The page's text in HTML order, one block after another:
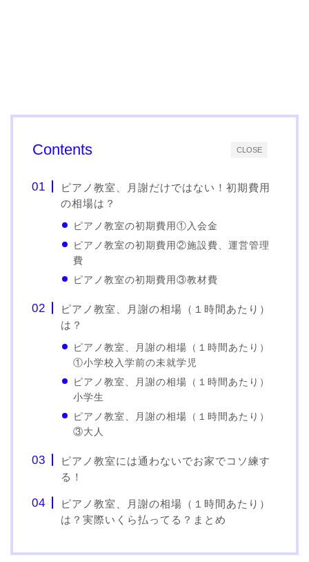
CLOSE
Contents
ピアノ教室、月謝だけではない！初期費用
の相場は？
ピアノ教室の初期費用①入会金
ピアノ教室の初期費用②施設費、運営管理
費
ピアノ教室の初期費用③教材費
ピアノ教室、月謝の相場（１時間あたり）
は？
ピアノ教室、月謝の相場（１時間あたり）
①小学校入学前の未就学児
ピアノ教室、月謝の相場（１時間あたり）
小学生
ピアノ教室、月謝の相場（１時間あたり）
③大人
ピアノ教室には通わないでお家でコソ練す
る！
ピアノ教室、月謝の相場（１時間あたり）
は？実際いくら払ってる？まとめ